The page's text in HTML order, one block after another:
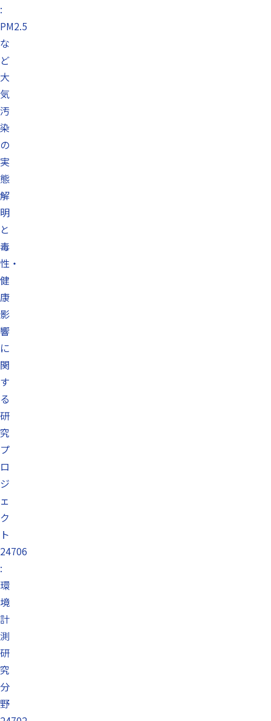
:
PM2.5
な
ど
大
気
汚
染
の
実
態
解
明
と
毒
性・
健
康
影
響
に
関
す
る
研
究
プ
ロ
ジ
ェ
ク
ト
24706
:
環
境
計
測
研
究
分
野